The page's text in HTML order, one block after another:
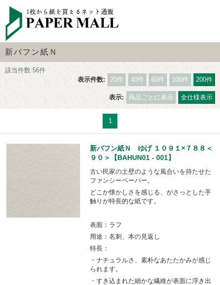
新バフン紙Ｎ
該当件数:56件
表示件数:
20件 40件 60件 100件 200件
表示: 商品ごとに表示 全仕様表示
1
新バフン紙Ｎ ゆげ １０９１×７８８＜
９０＞【BAHUN01 - 001】
古い民家の土壁のような風合いを持たせた
ファンシーペーパー。
どこか懐かしさを感じる、がさっとした手
触りが特長的な紙です。
表面：ラフ
用途：名刺、本の見返し
特長：
・ナチュラルさ、素朴なあたたかみが感じ
られます。
・すき込まれた細かな繊維が表面に浮き出